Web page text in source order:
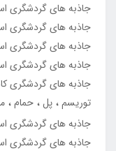
جاذبه های گردشگری
جاذبه های گردشگری
جاذبه های گردشگری
جاذبه های گردشگری
جاذبه های گردشگری
توریسم پل حمام
جاذبه های گردشگری
جاذبه های گردشگری